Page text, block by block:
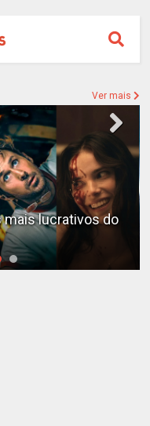
Ver mais
novos filmes